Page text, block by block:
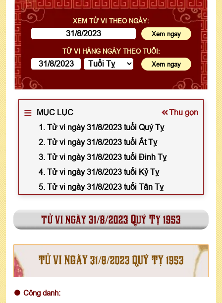
XEM TỬ VI THEO NGÀY:
TỬ VI HÀNG NGÀY THEO TUỔI:
MỤC LỤC
Thu gọn
1. Tử vi ngày 31/8/2023 tuổi Quý Tỵ
2. Tử vi ngày 31/8/2023 tuổi Ất Tỵ
3. Tử vi ngày 31/8/2023 tuổi Đinh Tỵ
4. Tử vi ngày 31/8/2023 tuổi Kỷ Tỵ
5. Tử vi ngày 31/8/2023 tuổi Tân Tỵ
tử vi ngày 31/8/2023 Quý Tỵ 1953
TỬ VI NGÀY 31/8/2023 QUÝ TỴ 1953
Công danh: